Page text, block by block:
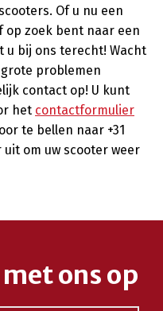
Of u nu een
zoek bent naar een
u bij ons terecht! Wacht
problemen
contact op! U kunt
het contactformulier
te bellen naar +31
uit om uw scooter weer
ons op